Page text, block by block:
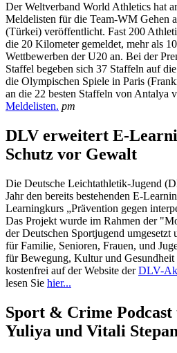
Der Weltverband World Athletics hat
Meldelisten für die Team-WM Gehen
(Türkei) veröffentlicht. Fast 200
die 20 Kilometer gemeldet, mehr als
Wettbewerben der U20 an. Bei der
Staffel begeben sich 37 Staffeln auf
die Olympischen Spiele in Paris
an die 22 besten Staffeln von Antalya
Meldelisten. pm
DLV erweitert E-
Schutz vor Gewalt
Die Deutsche Leichtathletik-Jugend
Jahr den bereits bestehenden E-
Learningkurs „Prävention gegen
Das Projekt wurde im Rahmen der
der Deutschen Sportjugend
für Familie, Senioren, Frauen, und
für Bewegung, Kultur und
kostenfrei auf der Website derDLV-
lesen Sie hier...
Sport & Crime
Yuliya und Vitali